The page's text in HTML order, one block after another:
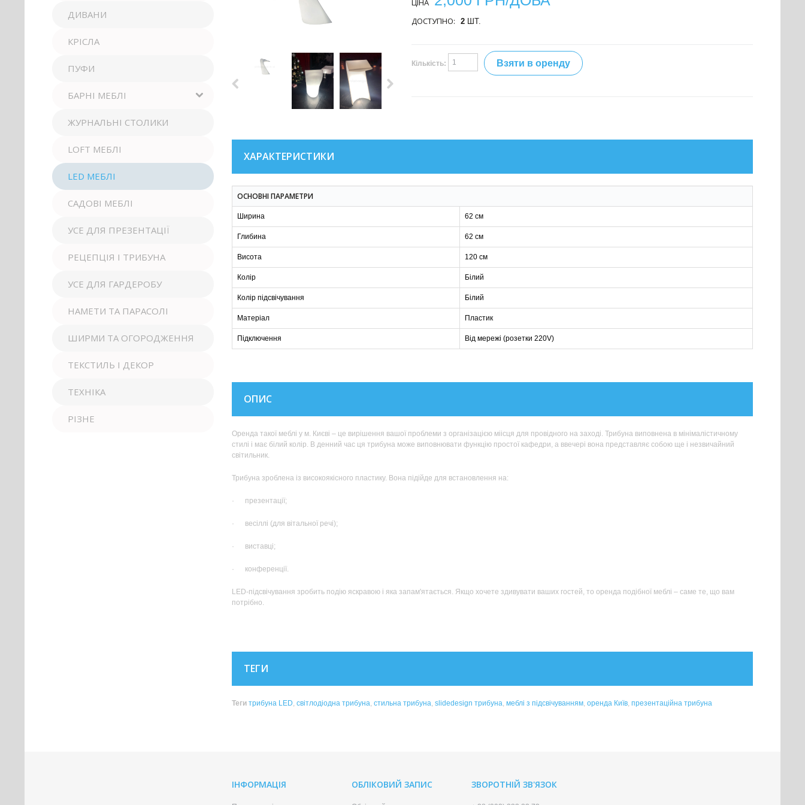
ЦІНА
ДОСТУПНО: 2ШТ.
Кількість: Взяти в оренду
ХАРАКТЕРИСТИКИ
ОСНОВНІ ПАРАМЕТРИ
Ширина 62 см
Глибина 62 см
Висота 120 см
Колір Білий
Колір підсвічування Білий
Матеріал Пластик
Підключення Від мережі (розетки 220V)
ОПИС
Оренда такої меблі у м. Києві – це вирішення вашої проблеми з організацією міісця для провідного на заході. Трибуна виповнена в мінімалістичному
стилі і має білий колір. В денний час ця трибуна може виповнювати функцію простої кафедри, а ввечері вона представляє собою ще і незвичайний
світильник.
Трибуна зроблена із високоякісного пластику. Вона підійде для встановлення на:
· презентації;
· весіллі (для вітальної речі);
· виставці;
· конференції.
LED-підсвічування зробить подію яскравою і яка запам'ятається. Якщо хочете здивувати ваших гостей, то оренда подібної меблі – саме те, що вам
потрібно.
ТЕГИ
Теги трибуна LED, світлодіодна трибуна, стильна трибуна, slidedesign трибуна, меблі з підсвічуванням, оренда Київ, презентаційна трибуна
ДИВАНИ
КРІСЛА
ПУФИ
БАРНІ МЕБЛІ
ЖУРНАЛЬНІ СТОЛИКИ
LOFT МЕБЛІ
LED МЕБЛІ
САДОВІ МЕБЛІ
УСЕ ДЛЯ ПРЕЗЕНТАЦІЇ
РЕЦЕПЦІЯ І ТРИБУНА
УСЕ ДЛЯ ГАРДЕРОБУ
НАМЕТИ ТА ПАРАСОЛІ
ШИРМИ ТА ОГОРОДЖЕННЯ
ТЕКСТИЛЬ І ДЕКОР
ТЕХНІКА
РІЗНЕ
ІНФОРМАЦІЯ ОБЛІКОВИЙ ЗАПИС ЗВОРОТНІЙ ЗВ'ЯЗОК